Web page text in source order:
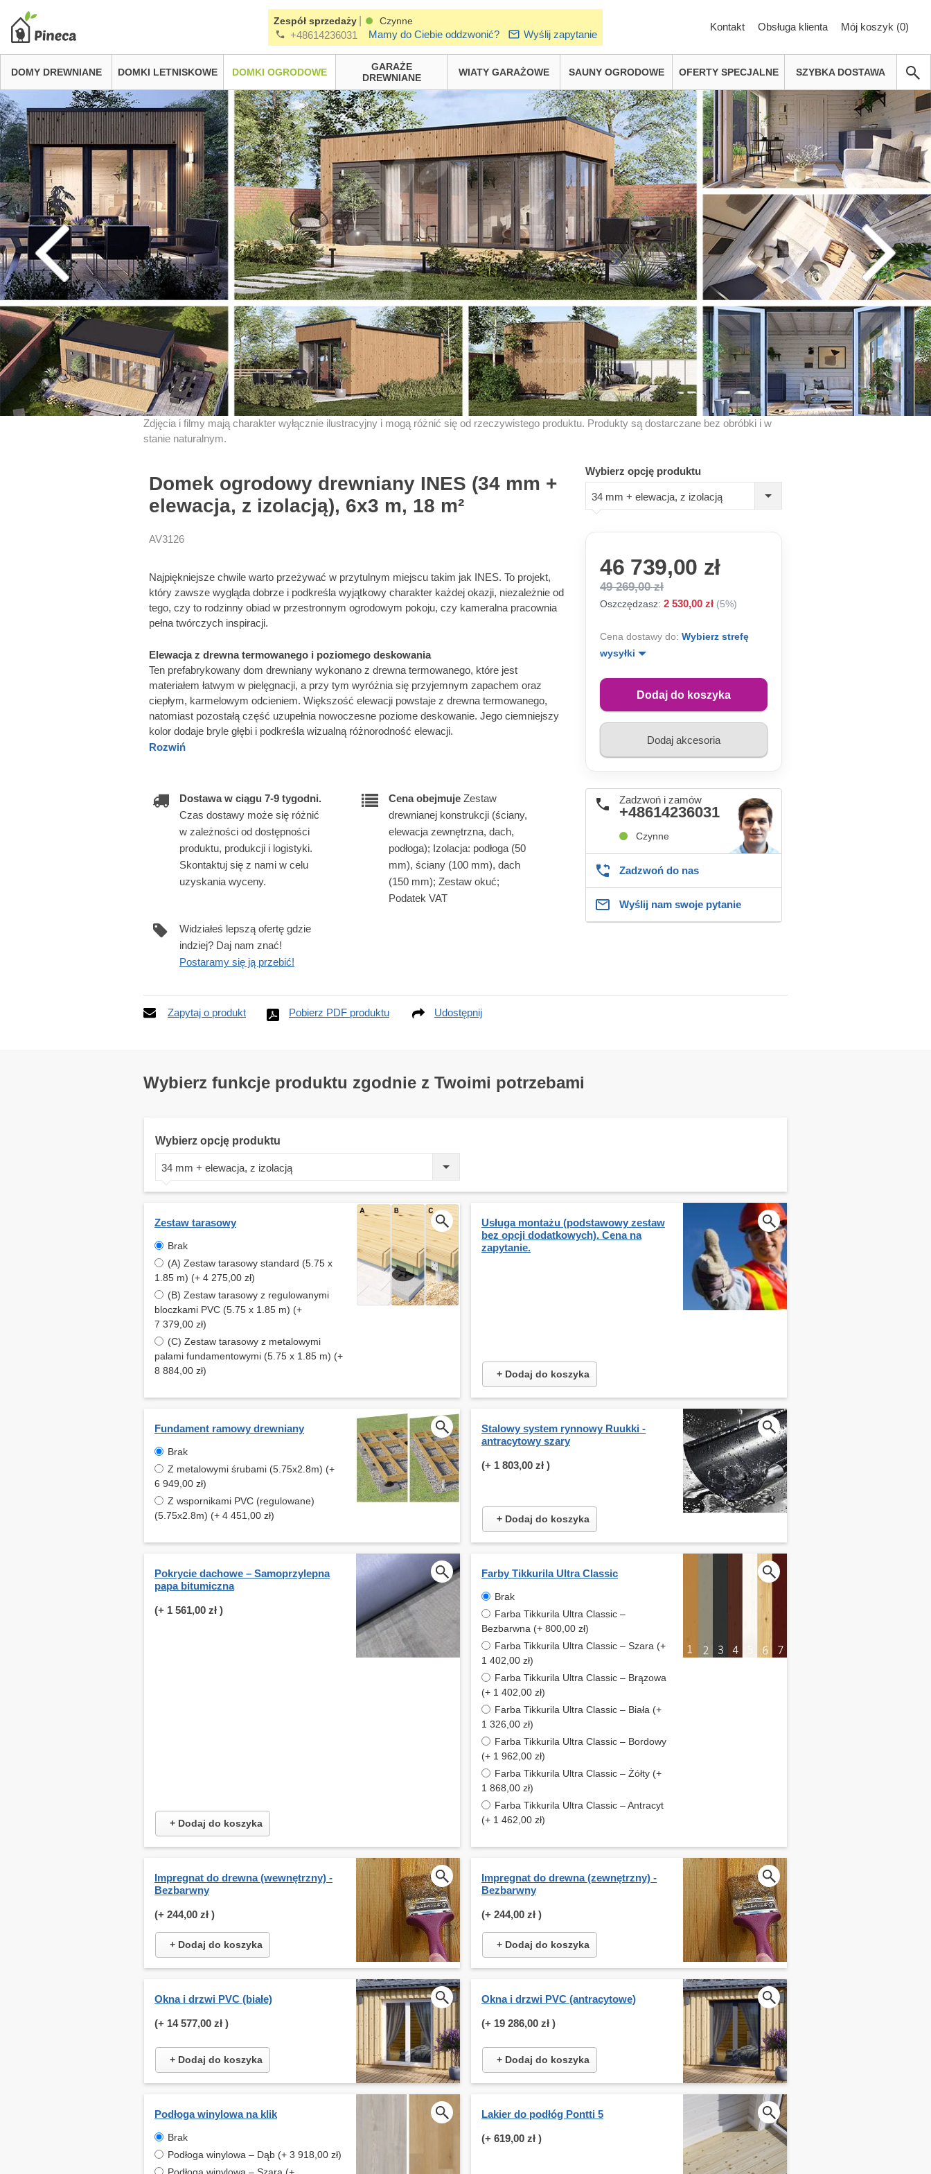
Zespół sprzedaży Czynne
+48614236031 Mamy do Ciebie oddzwonić? Wyślij zapytanie
Kontakt Obsługa klienta Mój koszyk (0)
DOMY DREWNIANE DOMKI LETNISKOWE DOMKI OGRODOWE
GARAŻE
DREWNIANE
WIATY GARAŻOWE SAUNY OGRODOWE OFERTY SPECJALNE SZYBKA DOSTAWA
Zdjęcia i filmy mają charakter wyłącznie ilustracyjny i mogą różnić się od rzeczywistego produktu. Produkty są dostarczane bez obróbki i w
stanie naturalnym.
Domek ogrodowy drewniany INES (34 mm +
elewacja, z izolacją), 6x3 m, 18 m²
AV3126
Najpiękniejsze chwile warto przeżywać w przytulnym miejscu takim jak INES. To projekt,
który zawsze wygląda dobrze i podkreśla wyjątkowy charakter każdej okazji, niezależnie od
tego, czy to rodzinny obiad w przestronnym ogrodowym pokoju, czy kameralna pracownia
pełna twórczych inspiracji.
Elewacja z drewna termowanego i poziomego deskowania
Ten prefabrykowany dom drewniany wykonano z drewna termowanego, które jest
materiałem łatwym w pielęgnacji, a przy tym wyróżnia się przyjemnym zapachem oraz
ciepłym, karmelowym odcieniem. Większość elewacji powstaje z drewna termowanego,
natomiast pozostałą część uzupełnia nowoczesne poziome deskowanie. Jego ciemniejszy
kolor dodaje bryle głębi i podkreśla wizualną różnorodność elewacji.
Rozwiń
Dostawa w ciągu 7-9 tygodni.
Czas dostawy może się różnić
w zależności od dostępności
produktu, produkcji i logistyki.
Skontaktuj się z nami w celu
uzyskania wyceny.
Cena obejmujeZestaw
drewnianej konstrukcji (ściany,
elewacja zewnętrzna, dach,
podłoga); Izolacja: podłoga (50
mm), ściany (100 mm), dach
(150 mm); Zestaw okuć;
Podatek VAT
Widziałeś lepszą ofertę gdzie
indziej? Daj nam znać!
Postaramy się ją przebić!
Wybierz opcję produktu
34 mm + elewacja, z izolacją
46 739,00 zł
49 269,00 zł
Oszczędzasz: 2 530,00 zł (5%)
Cena dostawy do: Wybierz strefę
wysyłki
Dodaj do koszyka
Dodaj akcesoria
Zadzwoń i zamów
+48614236031
Czynne
Zadzwoń do nas
Wyślij nam swoje pytanie
Zapytaj o produkt Pobierz PDF produktu Udostępnij
Wybierz funkcje produktu zgodnie z Twoimi potrzebami
Wybierz opcję produktu
34 mm + elewacja, z izolacją
Zestaw tarasowy
Brak
(A) Zestaw tarasowy standard (5.75 x
1.85 m) (+ 4 275,00 zł)
(B) Zestaw tarasowy z regulowanymi
bloczkami PVC (5.75 x 1.85 m) (+
7 379,00 zł)
(C) Zestaw tarasowy z metalowymi
palami fundamentowymi (5.75 x 1.85 m) (+
8 884,00 zł)
Usługa montażu (podstawowy zestaw
bez opcji dodatkowych). Cena na
zapytanie.
+ Dodaj do koszyka
Fundament ramowy drewniany
Brak
Z metalowymi śrubami (5.75x2.8m) (+
6 949,00 zł)
Z wspornikami PVC (regulowane)
(5.75x2.8m) (+ 4 451,00 zł)
Stalowy system rynnowy Ruukki -
antracytowy szary
(+ 1 803,00 zł )
+ Dodaj do koszyka
Pokrycie dachowe – Samoprzylepna
papa bitumiczna
(+ 1 561,00 zł )
+ Dodaj do koszyka
Farby Tikkurila Ultra Classic
Brak
Farba Tikkurila Ultra Classic –
Bezbarwna (+ 800,00 zł)
Farba Tikkurila Ultra Classic – Szara (+
1 402,00 zł)
Farba Tikkurila Ultra Classic – Brązowa
(+ 1 402,00 zł)
Farba Tikkurila Ultra Classic – Biała (+
1 326,00 zł)
Farba Tikkurila Ultra Classic – Bordowy
(+ 1 962,00 zł)
Farba Tikkurila Ultra Classic – Żółty (+
1 868,00 zł)
Farba Tikkurila Ultra Classic – Antracyt
(+ 1 462,00 zł)
Impregnat do drewna (wewnętrzny) -
Bezbarwny
(+ 244,00 zł )
+ Dodaj do koszyka
Impregnat do drewna (zewnętrzny) -
Bezbarwny
(+ 244,00 zł )
+ Dodaj do koszyka
Okna i drzwi PVC (białe)
(+ 14 577,00 zł )
+ Dodaj do koszyka
Okna i drzwi PVC (antracytowe)
(+ 19 286,00 zł )
+ Dodaj do koszyka
Podłoga winylowa na klik
Brak
Podłoga winylowa – Dąb (+ 3 918,00 zł)
Lakier do podłóg Pontti 5
(+ 619,00 zł )